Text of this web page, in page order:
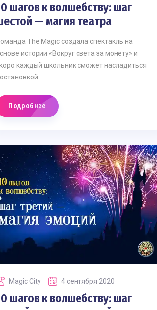
шагов к волшебству: шаг
— магия театра
The Magic создала спектакль на
истории «Вокруг света за монету» и
каждый школьник сможет насладиться
Подробнее
Magic Сity 4 сентября 2020
шагов к волшебству: шаг